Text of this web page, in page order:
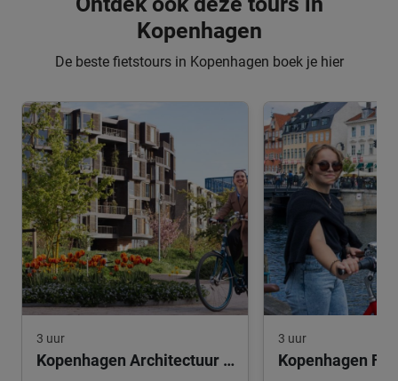
Kopenhagen
De beste fietstours in Kopenhagen boek je hier
3 uur
Kopenhagen Architectuur en Duurzaamheid Tour
3 uur